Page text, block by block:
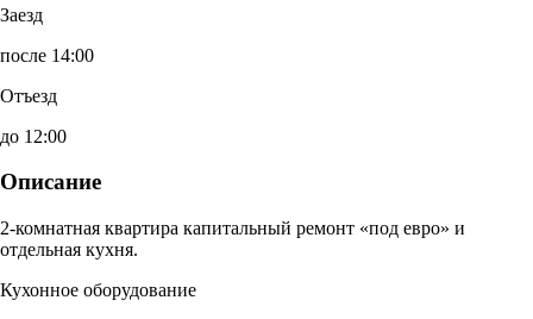
Заезд
после 14:00
Отъезд
до 12:00
Описание
2-комнатная квартира капитальный ремонт «под евро» и
отдельная кухня.
Кухонное оборудование